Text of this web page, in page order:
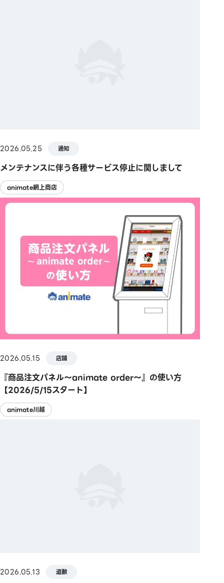
2026.05.25 通知
メンテナンスに伴う各種サービス停止に関しまして
animate網上商店
2026.05.15 店鋪
『商品注文パネル～animate order～』の使い方
【2026/5/15スタート】
animate川越
2026.05.13 道歉